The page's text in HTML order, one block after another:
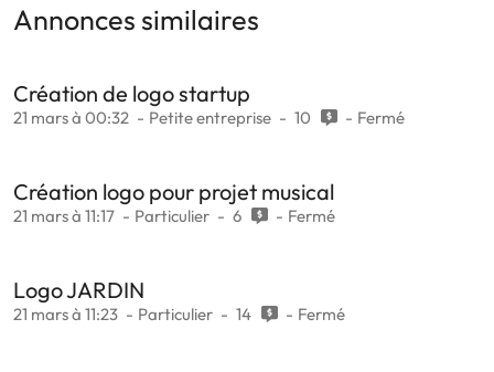
Annonces similaires
Création de logo startup
21 mars à 00:32 Petite entreprise 10 Fermé
Création logo pour projet musical
21 mars à 11:17 Particulier 6 Fermé
Logo JARDIN
21 mars à 11:23 Particulier 14 Fermé